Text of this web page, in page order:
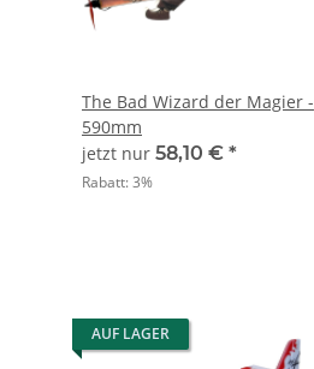
The Bad Wizard der Magier -
590mm
jetzt nur 58,10 € *
Rabatt:3%
AUF LAGER